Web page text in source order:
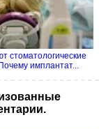
стоматологические
имплантат...